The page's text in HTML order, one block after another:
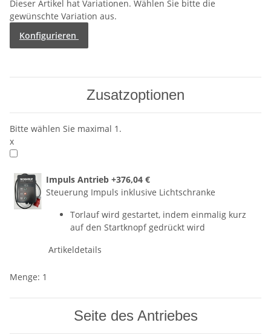
Dieser Artikel hat Variationen. Wählen Sie bitte die
gewünschte Variation aus.
Konfigurieren
Zusatzoptionen
Bitte wählen Sie maximal 1.
x
Impuls Antrieb +376,04 €
Steuerung Impuls inklusive Lichtschranke
Torlauf wird gestartet, indem einmalig kurz
auf den Startknopf gedrückt wird
Artikeldetails
Menge: 1
Seite des Antriebes